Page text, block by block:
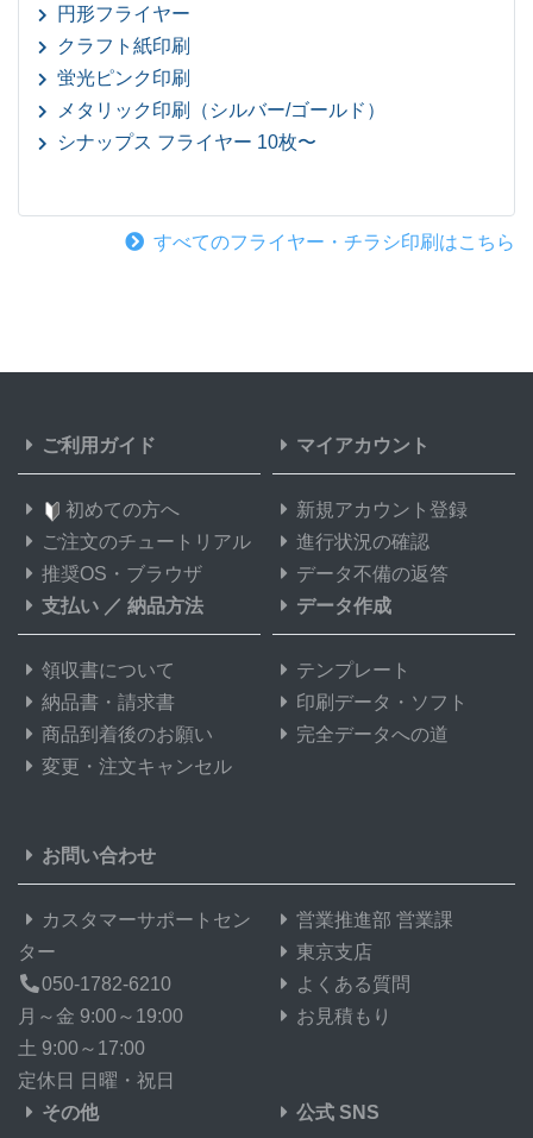
円形フライヤー
クラフト紙印刷
蛍光ピンク印刷
メタリック印刷（シルバー/ゴールド）
シナップス フライヤー 10枚〜
すべてのフライヤー・チラシ印刷はこちら
ご利用ガイド
初めての方へ
ご注文のチュートリアル
推奨OS・ブラウザ
マイアカウント
新規アカウント登録
進行状況の確認
データ不備の返答
支払い ／ 納品方法
領収書について
納品書・請求書
商品到着後のお願い
変更・注文キャンセル
データ作成
テンプレート
印刷データ・ソフト
完全データへの道
お問い合わせ
カスタマーサポートセン
ター
050-1782-6210
月～金 9:00～19:00
土 9:00～17:00
定休日 日曜・祝日
営業推進部 営業課
東京支店
よくある質問
お見積もり
その他 公式 SNS